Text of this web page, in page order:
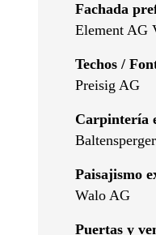
Fachada
Element AG
Techos /
Preisig AG
Carpintería
Paisajismo
Walo AG
Puertas y